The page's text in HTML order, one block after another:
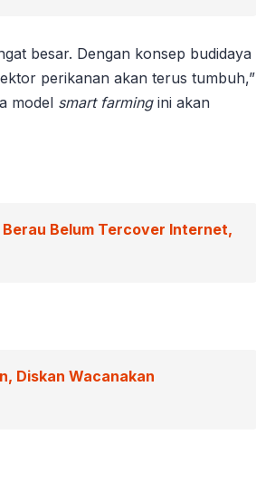
besar. Dengan konsep budidaya
perikanan akan terus tumbuh,”
model smart farmingini akan
Belum Tercover Internet,
Diskan Wacanakan